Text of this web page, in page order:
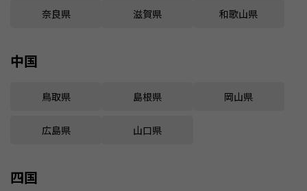
奈良県 滋賀県 和歌山県
中国
鳥取県 島根県 岡山県
広島県 山口県
四国